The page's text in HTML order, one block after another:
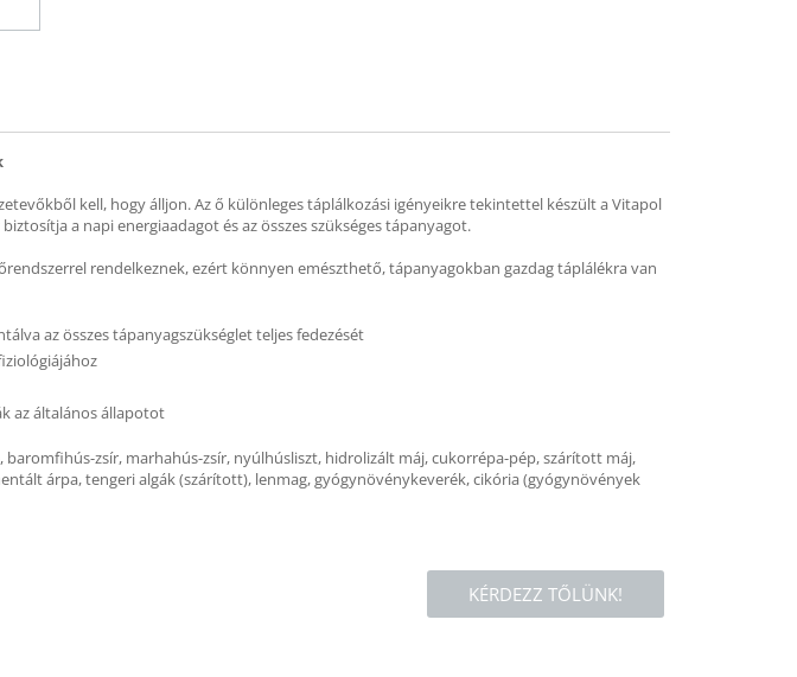
kell, hogy álljon. Az ő különleges táplálkozási igényeikre tekintettel készült a Vitapol
a napi energiaadagot és az összes szükséges tápanyagot.
rendelkeznek, ezért könnyen emészthető, tápanyagokban gazdag táplálékra van
az összes tápanyagszükséglet teljes fedezését
az általános állapotot
baromfihús-zsír, marhahús-zsír, nyúlhúsliszt, hidrolizált máj, cukorrépa-pép, szárított máj,
árpa, tengeri algák (szárított), lenmag, gyógynövénykeverék, cikória (gyógynövények
KÉRDEZZ TŐLÜNK!